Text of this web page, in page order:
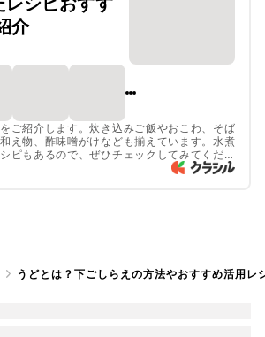
介
ご紹介します。炊き込みご飯やおこわ、そば
え物、酢味噌がけなども揃えています。水煮
ピもあるので、ぜひチェックしてみてくださ
うどとは？下ごしらえの方法やおすすめ活用レ